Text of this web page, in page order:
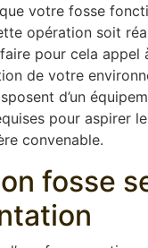
votre fosse
opération soit
pour cela
de votre
d’un
pour aspirer
convenable.
fosse